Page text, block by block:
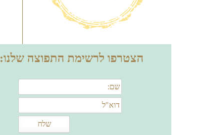
הצטרפו לרשימת התפוצה שלנו: